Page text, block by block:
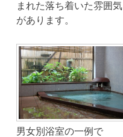
まれた落ち着いた雰囲気
があります。
男女別浴室の一例で